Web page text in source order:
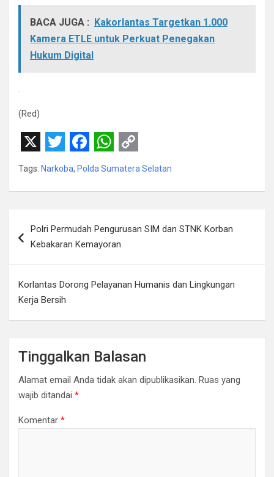
BACA JUGA : Kakorlantas Targetkan 1.000
Kamera ETLE untuk Perkuat Penegakan
Hukum Digital
.
(Red)
X T
t
t
e
r
F
a
b
o
o
W
t
s
A
p
C
L
i
n
Tags: Narkoba, Polda Sumatera Selatan
posPolri Permudah Pengurusan SIM dan STNK Korban
Kebakaran Kemayoran
Korlantas Dorong Pelayanan Humanis dan Lingkungan
Kerja Bersih
Tinggalkan Balasan
Alamat email Anda tidak akan dipublikasikan. Ruas yang
wajib ditandai *
Komentar *